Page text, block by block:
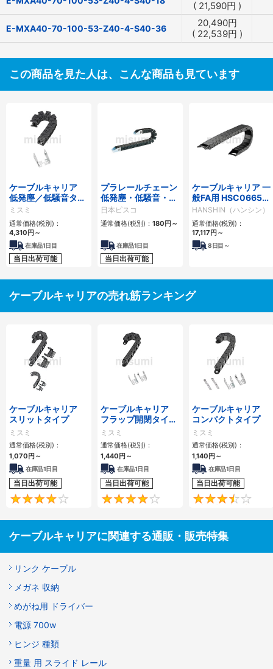
( 21,590円 )
E-MXA40-70-100-53-Z40-4-S40-36 20,490円
( 22,539円 )
この商品を見た人は、こんな商品も見ています
ケーブルキャリア
低発塵／低騒音タイ
プ
ミスミ
通常価格(税別)：
4,310 円 ～
在庫品1日目
当日出荷可能
プラレールチェーン
低発塵・低騒音・フ
ラップ開閉・ヒンジ
連結タイプ SCシリ
ーズ
日本ピスコ
通常価格(税別)： 180 円 ～
在庫品1日目
当日出荷可能
ケーブルキャリア 一
般FA用 HSC0665シ
リーズ
HANSHIN（ハンシン）
通常価格(税別)：
17,117 円 ～
8日目～
ケーブルキャリアの売れ筋ランキング
ケーブルキャリア
スリットタイプ
ミスミ
通常価格(税別)：
1,070 円 ～
在庫品1日目
当日出荷可能
4.1
ケーブルキャリア
フラップ開閉タイ
プ 本体＋取付金具
ミスミ
通常価格(税別)：
1,440 円 ～
在庫品1日目
当日出荷可能
4.2
ケーブルキャリア
コンパクトタイプ
ミスミ
通常価格(税別)：
1,140 円 ～
在庫品1日目
当日出荷可能
ケーブルキャリアに関連する通販・販売特集
リンク ケーブル
メガネ 収納
めがね用 ドライバー
電源 700w
ヒンジ 種類
重量 用 スライド レール